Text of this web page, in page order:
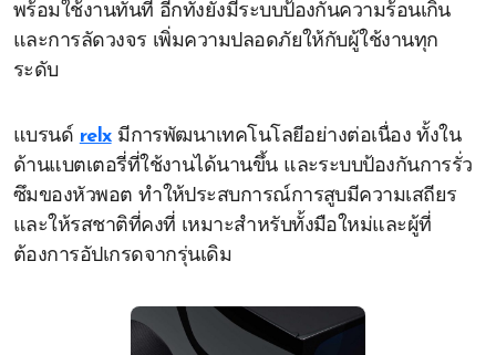
พร้อมใช้งานทันที อีกทั้งยังมีระบบป้องกันความร้อนเกิน
และการลัดวงจร เพิ่มความปลอดภัยให้กับผู้ใช้งานทุก
ระดับ
แบรนด์ relxมีการพัฒนาเทคโนโลยีอย่างต่อเนื่อง ทั้งใน
ด้านแบตเตอรี่ที่ใช้งานได้นานขึ้น และระบบป้องกันการรั่ว
ซึมของหัวพอต ทำให้ประสบการณ์การสูบมีความเสถียร
และให้รสชาติที่คงที่ เหมาะสำหรับทั้งมือใหม่และผู้ที่
ต้องการอัปเกรดจากรุ่นเดิม